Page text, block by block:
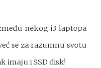
nekog i3 laptopa
se za razumnu svotu
imaju i SSD disk!